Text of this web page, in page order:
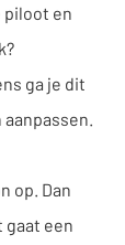
piloot en
ga je dit
op. Dan
gaat een